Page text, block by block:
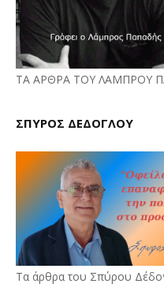
ΤΑ ΑΡΘΡΑ ΤΟΥ ΛΑΜΠΡΟΥ
ΣΠΥΡΟΣ ΔΕΔΟΓΛΟΥ
Τα άρθρα του Σπύρου